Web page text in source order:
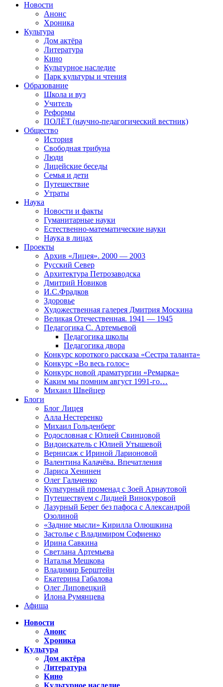
Новости
Анонс
Хроника
Культура
Дом актёра
Литература
Кино
Культурное наследие
Парк культуры и чтения
Образование
Школа и вуз
Учитель
Реформы
ПОЛЁТ (научно-педагогический вестник)
Общество
История
Свободная трибуна
Люди
Лицейские беседы
Семья и дети
Путешествие
Утраты
Наука
Новости и факты
Гуманитарные науки
Естественно-математические науки
Наука в лицах
Проекты
Архив «Лицея». 2000 — 2003
Русский Север
Архитектура Петрозаводска
Дмитрий Новиков
И.С.Фрадков
Здоровье
Художественная галерея Дмитрия Москина
Великая Отечественная. 1941 — 1945
Педагогика С. Артемьевой
Педагогика школы
Педагогика двора
Конкурс короткого рассказа «Сестра таланта»
Конкурс «Во весь голос»
Конкурс новой драматургии «Ремарка»
Каким мы помним август 1991-го…
Михаил Швейцер
Блоги
Блог Лицея
Алла Нестеренко
Михаил Гольденберг
Родословная с Юлией Свинцовой
Видоискатель с Юлией Утышевой
Вернисаж с Ириной Ларионовой
Валентина Калачёва. Впечатления
Лариса Хенинен
Олег Гальченко
Культурный променад с Зоей Арнаутовой
Путешествуем с Лидией Винокуровой
Лазурный Берег без пафоса с Александрой
Озолиной
«Задние мысли» Кирилла Олюшкина
Застолье с Владимиром Софиенко
Ирина Савкина
Светлана Артемьева
Наталья Мешкова
Владимир Берштейн
Екатерина Габалова
Олег Липовецкий
Илона Румянцева
Афиша
Новости
Анонс
Хроника
Культура
Дом актёра
Литература
Кино